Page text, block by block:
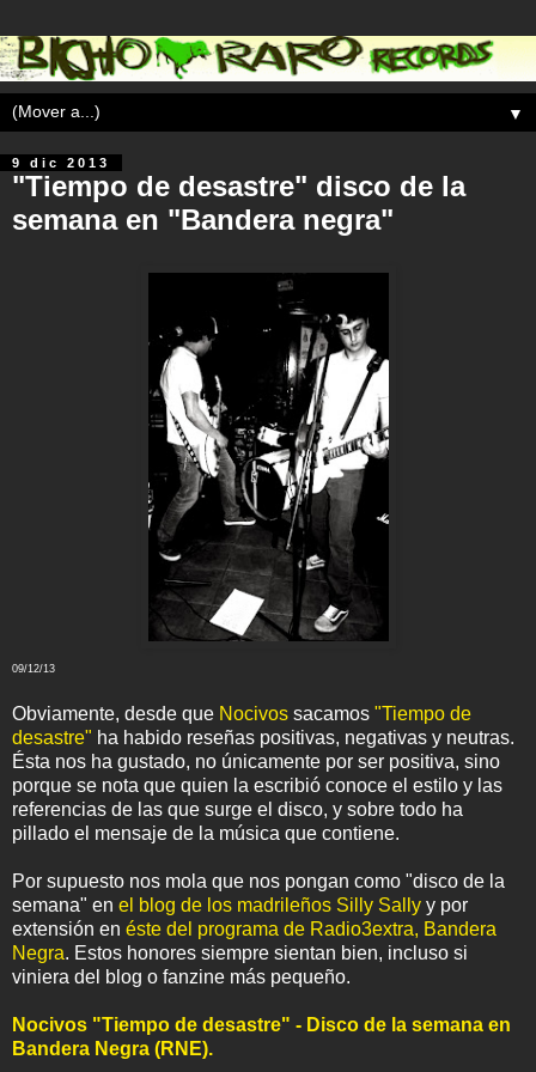
▼
9 dic 2013
"Tiempo de desastre" disco de la
semana en "Bandera negra"
09/12/13
Obviamente, desde que Nocivos sacamos "Tiempo de
desastre" ha habido reseñas positivas, negativas y neutras.
Ésta nos ha gustado, no únicamente por ser positiva, sino
porque se nota que quien la escribió conoce el estilo y las
referencias de las que surge el disco, y sobre todo ha
pillado el mensaje de la música que contiene.
Por supuesto nos mola que nos pongan como "disco de la
semana" en el blog de los madrileños Silly Sally y por
extensión en éste del programa de Radio3extra, Bandera
Negra. Estos honores siempre sientan bien, incluso si
viniera del blog o fanzine más pequeño.
Nocivos "Tiempo de desastre" - Disco de la semana en
Bandera Negra (RNE).